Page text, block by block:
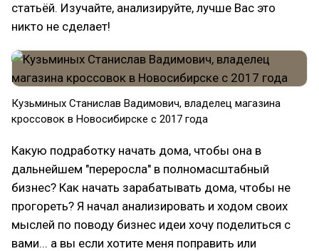
статьёй. Изучайте, анализируйте, лучше Вас это
никто не сделает!
Кузьминых Станислав Вадимович, владелец магазина
кроссовок в Новосибирске с 2017 года
Какую подработку начать дома, чтобы она в
дальнейшем "переросла" в полномасштабный
бизнес? Как начать зарабатывать дома, чтобы не
прогореть? Я начал анализировать и ходом своих
мыслей по поводу бизнес идеи хочу поделиться с
вами... а вы если хотите меня поправить или